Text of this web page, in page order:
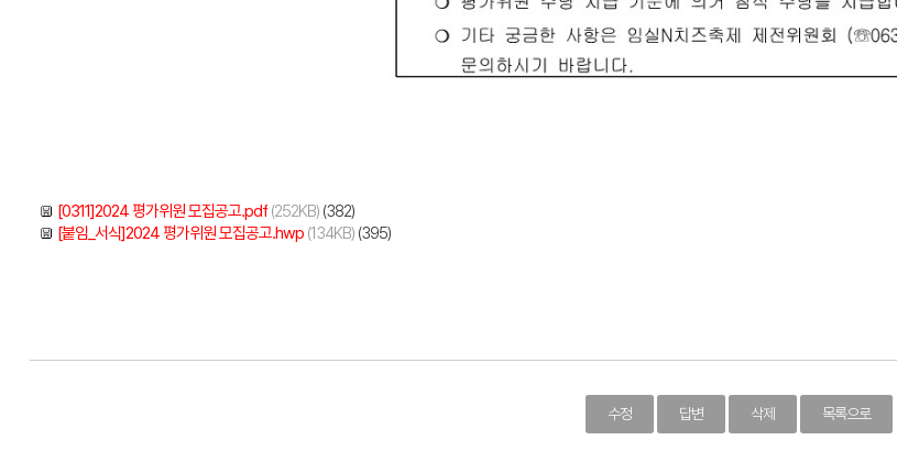
[0311]2024 평가위원 모집공고.pdf (252KB) (382)
[붙임_서식]2024 평가위원 모집공고.hwp (134KB) (395)
수정 답변 삭제 목록으로